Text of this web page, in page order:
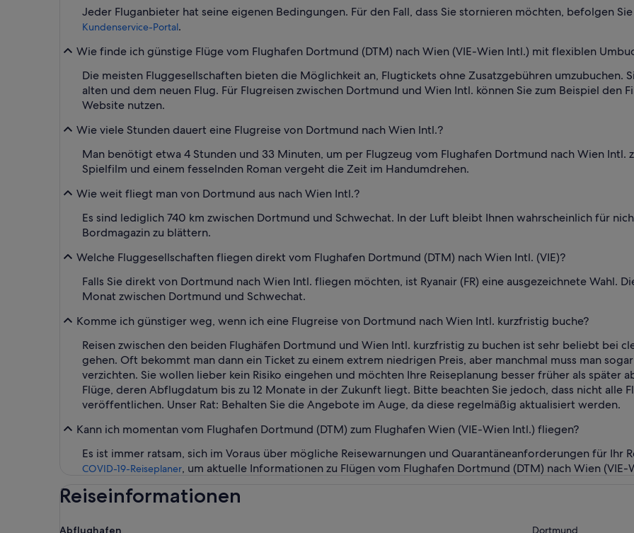
Jeder Fluganbieter hat seine eigenen Bedingungen. Für den Fall, dass Sie stornieren möchten, befolgen
Kundenservice-Portal.
Wie finde ich günstige Flüge vom Flughafen Dortmund (DTM) nach Wien (VIE-Wien Intl.) mit flexiblen
Die meisten Fluggesellschaften bieten die Möglichkeit an, Flugtickets ohne Zusatzgebühren umzubuchen.
alten und dem neuen Flug. Für Flugreisen zwischen Dortmund und Wien Intl. können Sie zum Beispiel den
Website nutzen.
Wie viele Stunden dauert eine Flugreise von Dortmund nach Wien Intl.?
Man benötigt etwa 4 Stunden und 33 Minuten, um per Flugzeug vom Flughafen Dortmund nach Wien Intl.
Spielfilm und einem fesselnden Roman vergeht die Zeit im Handumdrehen.
Wie weit fliegt man von Dortmund aus nach Wien Intl.?
Es sind lediglich 740 km zwischen Dortmund und Schwechat. In der Luft bleibt Ihnen wahrscheinlich für
Bordmagazin zu blättern.
Welche Fluggesellschaften fliegen direkt vom Flughafen Dortmund (DTM) nach Wien Intl. (VIE)?
Falls Sie direkt von Dortmund nach Wien Intl. fliegen möchten, ist Ryanair (FR) eine ausgezeichnete Wahl.
Monat zwischen Dortmund und Schwechat.
Komme ich günstiger weg, wenn ich eine Flugreise von Dortmund nach Wien Intl. kurzfristig buche?
Reisen zwischen den beiden Flughäfen Dortmund und Wien Intl. kurzfristig zu buchen ist sehr beliebt bei
gehen. Oft bekommt man dann ein Ticket zu einem extrem niedrigen Preis, aber manchmal muss man
verzichten. Sie wollen lieber kein Risiko eingehen und möchten Ihre Reiseplanung besser früher als später
Flüge, deren Abflugdatum bis zu 12 Monate in der Zukunft liegt. Bitte beachten Sie jedoch, dass nicht alle
veröffentlichen. Unser Rat: Behalten Sie die Angebote im Auge, da diese regelmäßig aktualisiert werden.
Kann ich momentan vom Flughafen Dortmund (DTM) zum Flughafen Wien (VIE-Wien Intl.) fliegen?
Es ist immer ratsam, sich im Voraus über mögliche Reisewarnungen und Quarantäneanforderungen für Ihr
COVID-19-Reiseplaner, um aktuelle Informationen zu Flügen vom Flughafen Dortmund (DTM) nach Wien (VIE-
Reiseinformationen
Abflughafen
Dortmund